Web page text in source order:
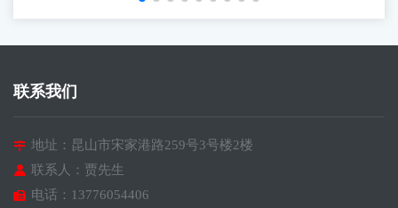
联系我们
地址：昆山市宋家港路259号3号楼2楼
联系人：贾先生
电话：13776054406